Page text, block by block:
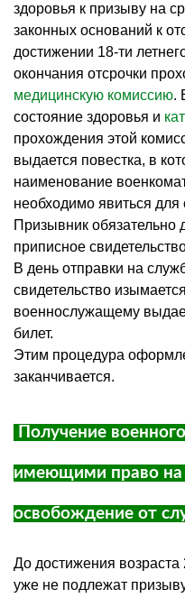
здоровья к призыву на
законных оснований к
достижении 18-ти
окончания отсрочки
медицинскую комиссию.
состояние здоровья и
прохождения этой
выдается повестка, в
наименование
необходимо явиться
Призывник обязательно
приписное
В день отправки на
свидетельство
военнослужащему
билет.
Этим процедура
заканчивается.
Получение
имеющими право на
освобождение от
До достижения
уже не подлежат